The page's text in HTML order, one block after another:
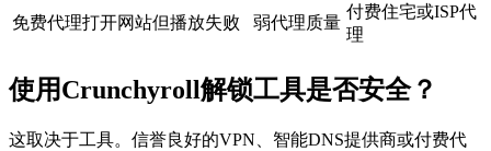
免费代理打开网站但播放失败 弱代理质量
付费住宅或ISP代
理
使用Crunchyroll解锁工具是否安全？
这取决于工具。信誉良好的VPN、智能DNS提供商或付费代